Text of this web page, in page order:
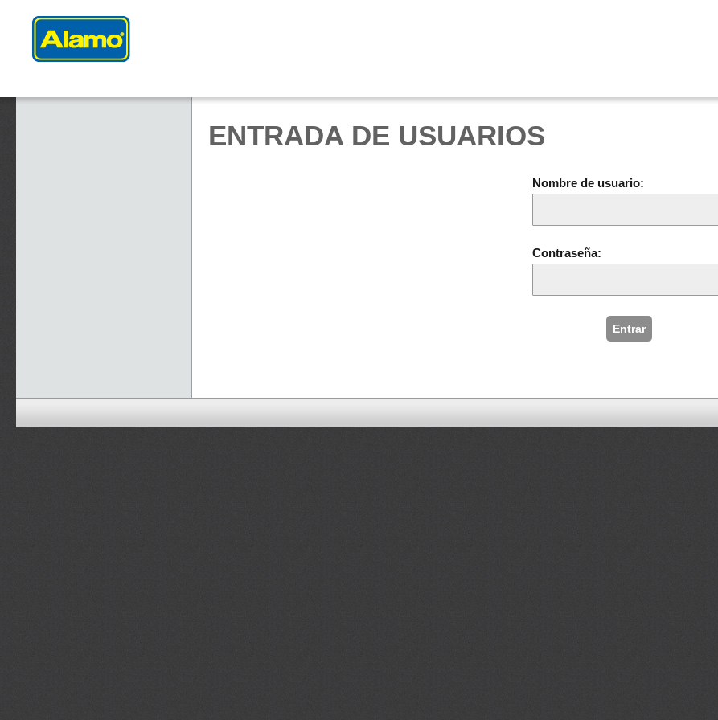
ENTRADA DE USUARIOS
Nombre de usuario:
Contraseña:
Entrar